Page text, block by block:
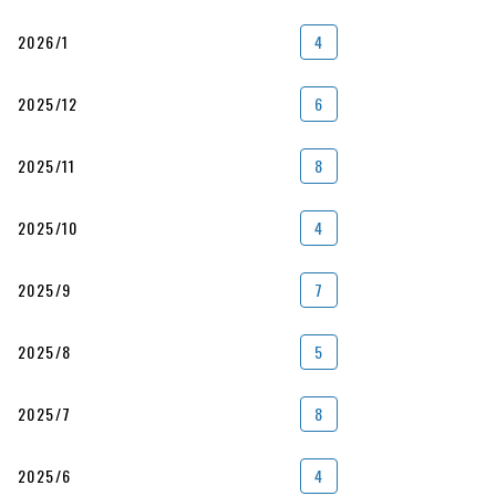
2026/1 4
2025/12 6
2025/11 8
2025/10 4
2025/9 7
2025/8 5
2025/7 8
2025/6 4